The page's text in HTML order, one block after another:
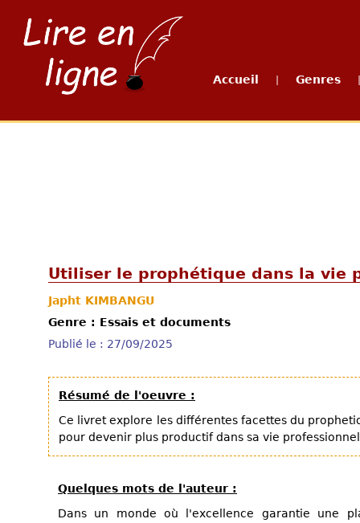
Accueil Genres
Utiliser le prophétique dans la vie
Japht KIMBANGU
Genre : Essais et documents
Publié le : 27/09/2025
Résumé de l'oeuvre :
Ce livret explore les différentes facettes du
pour devenir plus productif dans sa vie
Quelques mots de l'auteur :
Dans un monde où l'excellence garantie une